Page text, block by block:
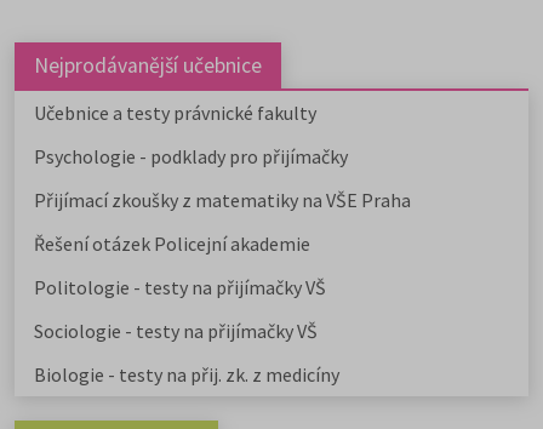
Nejprodávanější učebnice
Učebnice a testy právnické fakulty
Psychologie - podklady pro přijímačky
Přijímací zkoušky z matematiky na VŠE Praha
Řešení otázek Policejní akademie
Politologie - testy na přijímačky VŠ
Sociologie - testy na přijímačky VŠ
Biologie - testy na přij. zk. z medicíny